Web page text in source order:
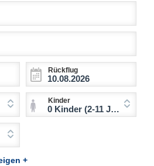
Rückflug
Kinder
0 Kinder (2-11 Jahre)
+